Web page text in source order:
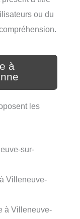
ou du
à
les
sur-
Villeneuve-
à Villeneuve-